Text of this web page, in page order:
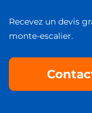
Recevez un devis
monte-escalier.